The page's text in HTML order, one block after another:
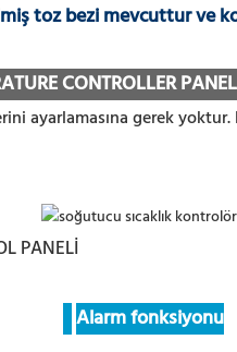
toz bezi mevcuttur ve
CONTROLLER
ayarlamasına gerek
Alarm fonksiyonu